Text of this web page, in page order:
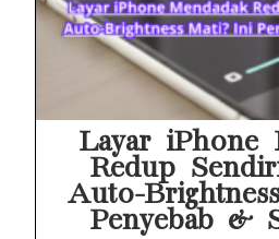
Layar iPhone
Redup
Auto-
Penyebab &